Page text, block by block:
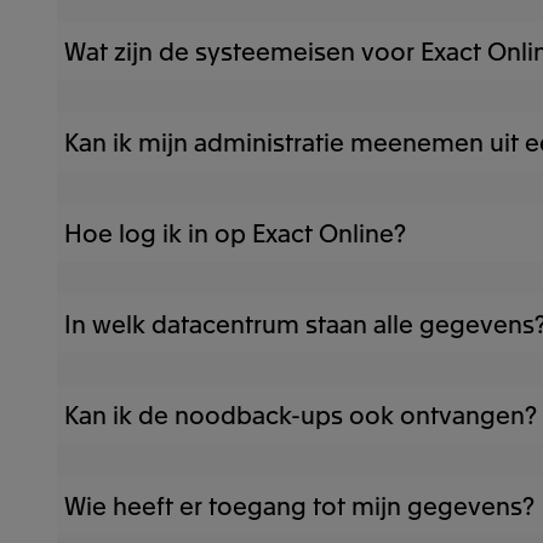
Wat zijn de systeemeisen voor Exact
Bekijk de systeemeisen voor Exact Online
Kan ik mijn administratie meenemen uit
Zeker! Overstappen vanuit een ander
heeft Exact een
Hoe log ik in op Exact Online?
Ga naar en vul hier de
In welk datacentrum staan alle
De data van Exact Online administraties
PDF’s, afbeeldingen en andere bestanden
Veiligheid en betrouwbaarheid hebben beide
Kan ik de noodback-ups ook ontvangen?
Het maken van nood back-ups van je
kunnen nood back-ups niet aan je verstrekt
Wie heeft er toegang tot mijn gegevens?